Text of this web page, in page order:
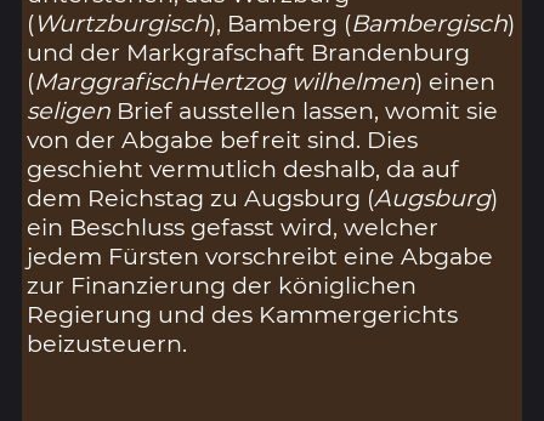
(Wurtzburgisch), Bamberg (Bambergisch)
und der Markgrafschaft Brandenburg
(MarggrafischHertzog wilhelmen) einen
seligen Brief ausstellen lassen, womit sie
von der Abgabe befreit sind. Dies
geschieht vermutlich deshalb, da auf
dem Reichstag zu Augsburg (Augsburg)
ein Beschluss gefasst wird, welcher
jedem Fürsten vorschreibt eine Abgabe
zur Finanzierung der königlichen
Regierung und des Kammergerichts
beizusteuern.